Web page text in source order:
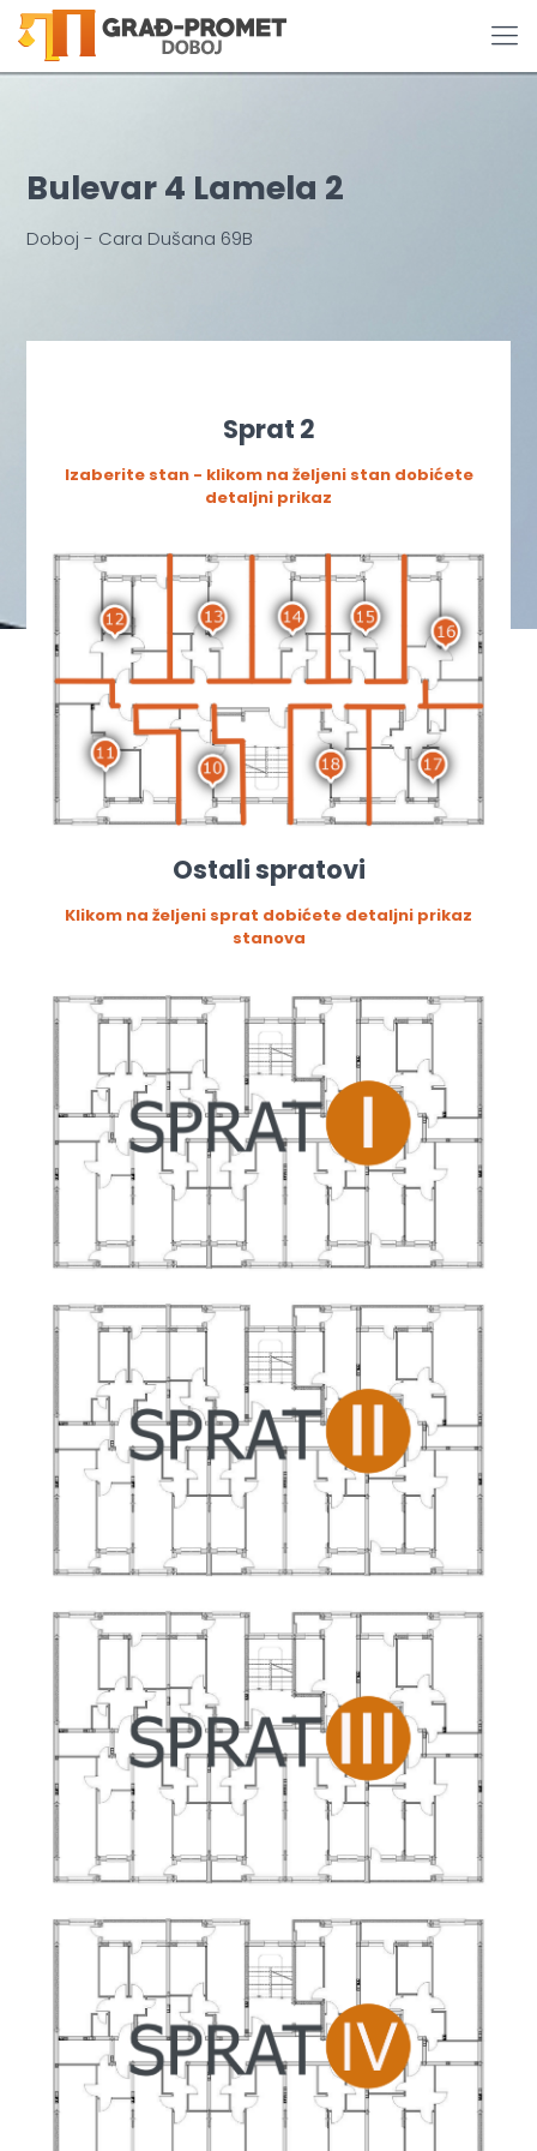
Bulevar 4 Lamela 2
Doboj - Cara Dušana 69B
Sprat 2
Izaberite stan - klikom na željeni stan dobićete
detaljni prikaz
Ostali spratovi
Klikom na željeni sprat dobićete detaljni prikaz
stanova